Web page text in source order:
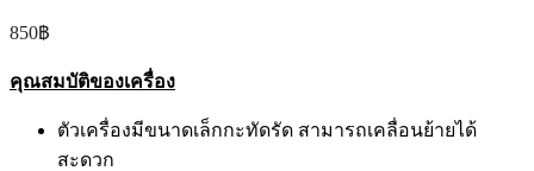
850฿
คุณสมบัติของเครื่อง
ตัวเครื่องมีขนาดเล็กกะทัดรัด สามารถเคลื่อนย้ายได้
สะดวก